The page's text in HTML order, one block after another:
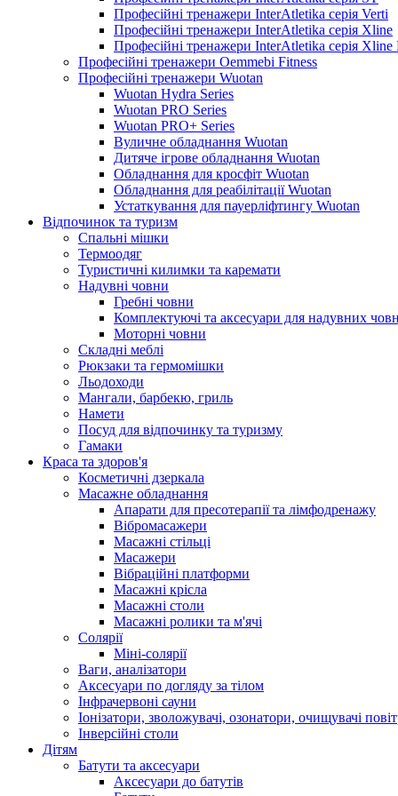
Професійні тренажери InterAtletika серія Verti
Професійні тренажери InterAtletika серія Xline
Професійні тренажери InterAtletika серія Xline
Професійні тренажери Oemmebi Fitness
Професійні тренажери Wuotan
Wuotan Hydra Series
Wuotan PRO Series
Wuotan PRO+ Series
Вуличне обладнання Wuotan
Дитяче ігрове обладнання Wuotan
Обладнання для кросфіт Wuotan
Обладнання для реабілітації Wuotan
Устаткування для пауерліфтингу Wuotan
Відпочинок та туризм
Спальні мішки
Термоодяг
Туристичні килимки та каремати
Надувні човни
Гребні човни
Комплектуючі та аксесуари для надувних
Моторні човни
Складні меблі
Рюкзаки та гермомішки
Льодоходи
Мангали, барбекю, гриль
Намети
Посуд для відпочинку та туризму
Гамаки
Краса та здоров'я
Косметичні дзеркала
Масажне обладнання
Апарати для пресотерапії та лімфодренажу
Вібромасажери
Масажні стільці
Масажери
Вібраційні платформи
Масажні крісла
Масажні столи
Масажні ролики та м'ячі
Солярії
Міні-солярії
Ваги, аналізатори
Аксесуари по догляду за тілом
Інфрачервоні сауни
Іонізатори, зволожувачі, озонатори, очищувачі
Інверсійні столи
Дітям
Батути та аксесуари
Аксесуари до батутів